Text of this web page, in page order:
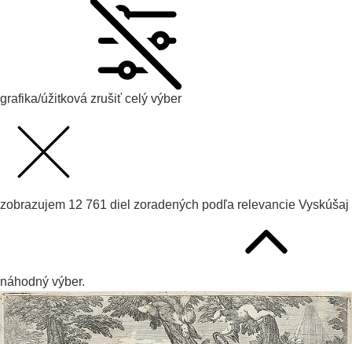
grafika/úžitková zrušiť celý výber
zobrazujem 12 761 diel zoradených podľa relevancie Vyskúšaj
náhodný výber.